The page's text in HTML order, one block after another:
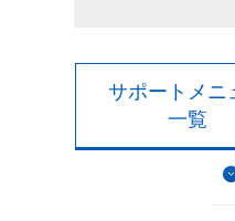
サポートメニ
一覧